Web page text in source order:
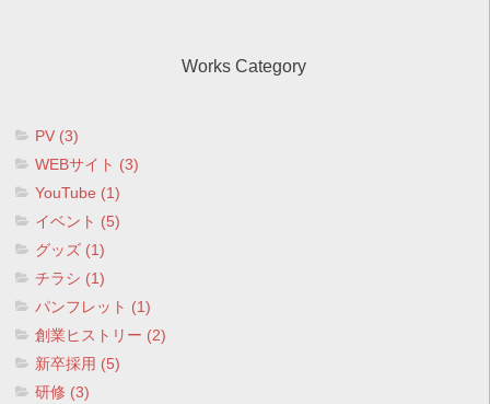
Works Category
PV (3)
WEBサイト (3)
YouTube (1)
イベント (5)
グッズ (1)
チラシ (1)
パンフレット (1)
創業ヒストリー (2)
新卒採用 (5)
研修 (3)